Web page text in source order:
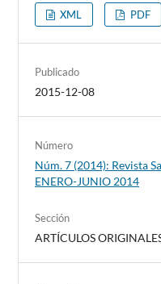
XML PDF
Publicado
2015-12-08
Número
Núm. 7 (2014): Revista
ENERO-JUNIO 2014
Sección
ARTÍCULOS